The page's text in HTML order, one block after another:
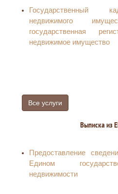
Признание
социальном
Оплата расходов
домовладения (квартиры)
Оказание
Государственный
недвижимого
государственная
недвижимое имущество
Все услуги
Выписка из
Предоставление
Едином
недвижимости